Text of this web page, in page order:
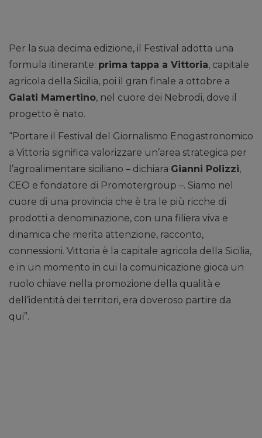
Per la sua decima edizione, il Festival adotta una
formula itinerante: prima tappa a Vittoria, capitale
agricola della Sicilia, poi il gran finale a ottobre a
Galati Mamertino, nel cuore dei Nebrodi, dove il
progetto è nato.
“Portare il Festival del Giornalismo Enogastronomico
a Vittoria significa valorizzare un’area strategica per
l’agroalimentare siciliano – dichiara Gianni Polizzi,
CEO e fondatore di Promotergroup –. Siamo nel
cuore di una provincia che è tra le più ricche di
prodotti a denominazione, con una filiera viva e
dinamica che merita attenzione, racconto,
connessioni. Vittoria è la capitale agricola della Sicilia,
e in un momento in cui la comunicazione gioca un
ruolo chiave nella promozione della qualità e
dell’identità dei territori, era doveroso partire da
qui”.